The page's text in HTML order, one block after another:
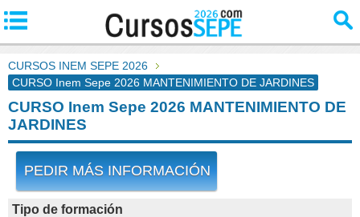
CURSOS INEM SEPE 2026
CURSO Inem Sepe 2026 MANTENIMIENTO DE JARDINES
CURSO Inem Sepe 2026 MANTENIMIENTO DE
JARDINES
PEDIR MÁS INFORMACIÓN
Tipo de formación